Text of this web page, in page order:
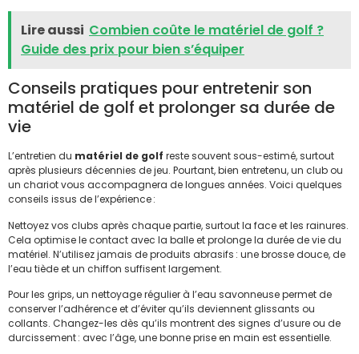
Lire aussi Combien coûte le matériel de golf ?
Guide des prix pour bien s’équiper
Conseils pratiques pour entretenir son
matériel de golf et prolonger sa durée de
vie
L’entretien du matériel de golf reste souvent sous-estimé, surtout
après plusieurs décennies de jeu. Pourtant, bien entretenu, un club ou
un chariot vous accompagnera de longues années. Voici quelques
conseils issus de l’expérience :
Nettoyez vos clubs après chaque partie, surtout la face et les rainures.
Cela optimise le contact avec la balle et prolonge la durée de vie du
matériel. N’utilisez jamais de produits abrasifs : une brosse douce, de
l’eau tiède et un chiffon suffisent largement.
Pour les grips, un nettoyage régulier à l’eau savonneuse permet de
conserver l’adhérence et d’éviter qu’ils deviennent glissants ou
collants. Changez-les dès qu’ils montrent des signes d’usure ou de
durcissement : avec l’âge, une bonne prise en main est essentielle.